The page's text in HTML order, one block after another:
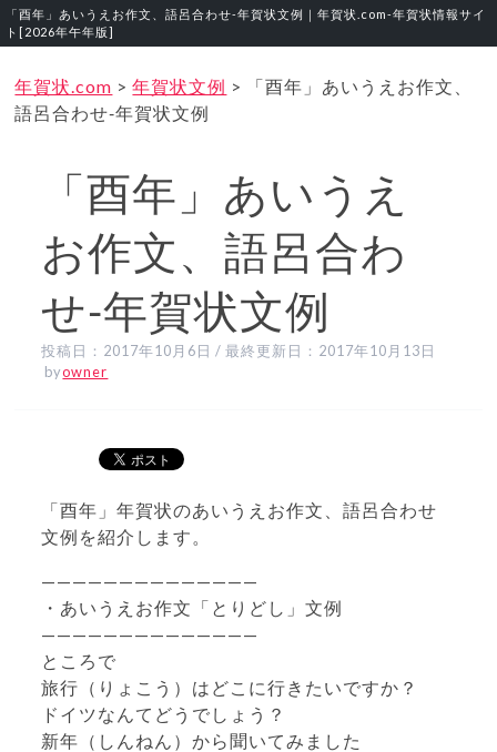
「酉年」あいうえお作文、語呂合わせ‐年賀状文例｜年賀状.com‐年賀状情報サイ
ト[2026年午年版]
年賀状.com >年賀状文例 >
「酉年」あいうえお作文、
語呂合わせ‐年賀状文例
「酉年」あいうえ
お作文、語呂合わ
せ‐年賀状文例
投稿日： 2017年10月6日 / 最終更新日： 2017年10月13日
byowner
「酉年」年賀状のあいうえお作文、語呂合わせ
文例を紹介します。
——————————————
・あいうえお作文「とりどし」文例
——————————————
ところで
旅行（りょこう）はどこに行きたいですか？
ドイツなんてどうでしょう？
新年（しんねん）から聞いてみました